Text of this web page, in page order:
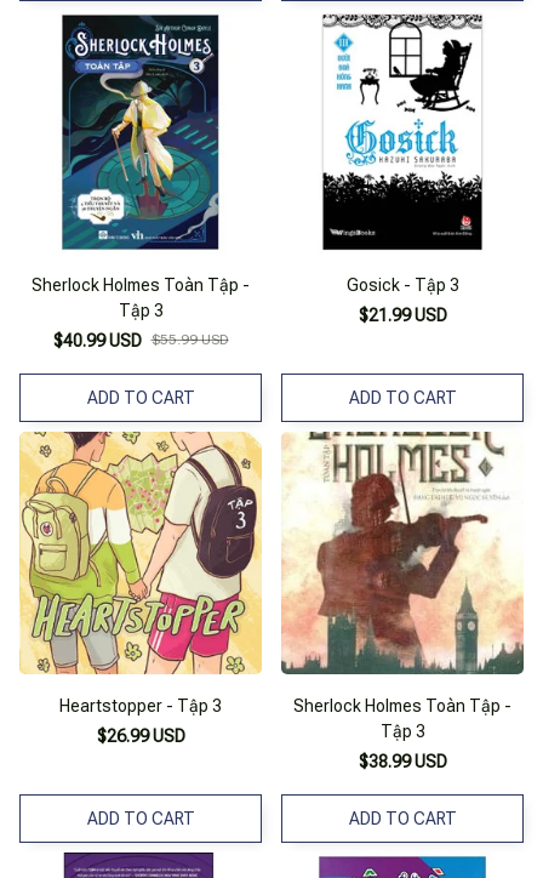
Sherlock Holmes Toàn Tập -
Tập 3
$40.99 USD $55.99 USD
ADD TO CART
Gosick - Tập 3
$21.99 USD
ADD TO CART
Heartstopper - Tập 3
$26.99 USD
ADD TO CART
Sherlock Holmes Toàn Tập -
Tập 3
$38.99 USD
ADD TO CART